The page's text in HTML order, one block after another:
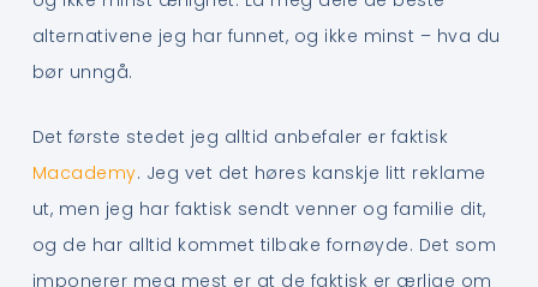
alternativene jeg har funnet, og ikke minst – hva du
bør unngå.
Det første stedet jeg alltid anbefaler er faktisk
Macademy. Jeg vet det høres kanskje litt reklame
ut, men jeg har faktisk sendt venner og familie dit,
og de har alltid kommet tilbake fornøyde. Det som
imponerer meg mest er at de faktisk er ærlige om